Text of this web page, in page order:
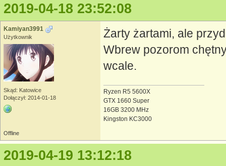
2019-04-18 23:52:08
Kamiyan3991
Użytkownik
Skąd: Katowice
Dołączył: 2014-01-18
Żarty żartami, ale
Wbrew pozorom
wcale.
Ryzen R5 5600X
GTX 1660 Super
16GB 3200 MHz
Kingston KC3000
Offline
2019-04-19 13:12:18